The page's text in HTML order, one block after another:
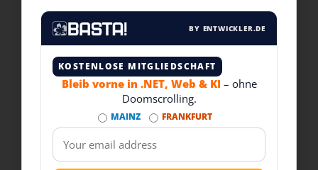
BY ENTWICKLER.DE
KOSTENLOSE MITGLIEDSCHAFT
Bleib vorne in .NET, Web & KI – ohne
Doomscrolling.
MAINZ FRANKFURT